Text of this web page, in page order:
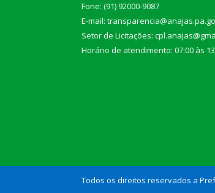
Fone: (91) 92000-9087
E-mail:
Setor de Licitações:
Horário de atendimento: 07:00 às
Todos os direitos reservados a